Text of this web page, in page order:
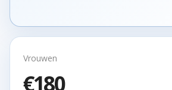
Vrouwen
€180